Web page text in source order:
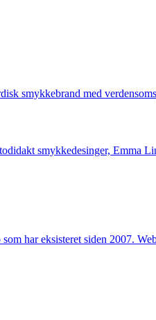
smykkebrand med
smykkedesinger, Emma
har eksisteret siden 2007.